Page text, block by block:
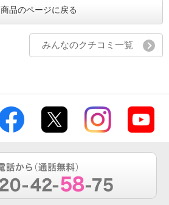
商品のページに戻る
みんなのクチコミ一覧